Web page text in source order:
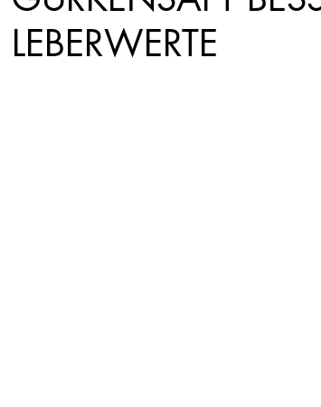
LEBERWERTE